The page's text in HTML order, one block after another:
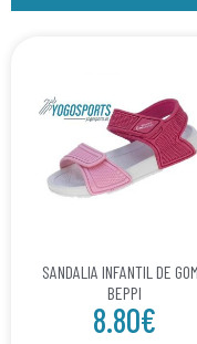
SANDALIA INFANTIL DE
BEPPI
8.80€